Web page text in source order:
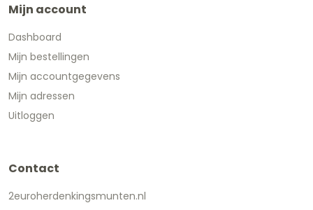
Mijn account
Dashboard
Mijn bestellingen
Mijn accountgegevens
Mijn adressen
Uitloggen
Contact
2euroherdenkingsmunten.nl